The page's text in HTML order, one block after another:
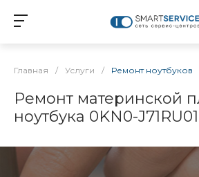
Главная / Услуги / Ремонт ноутбуков
Ремонт материнской
ноутбука 0KN0-J71RU01